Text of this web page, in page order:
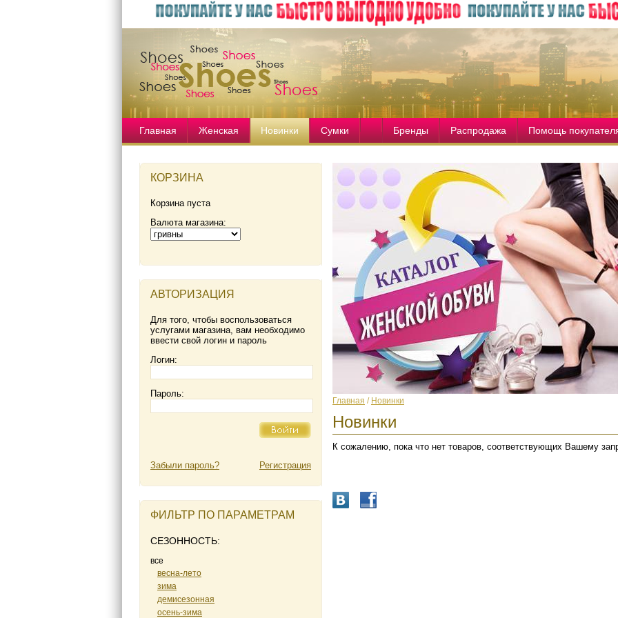
Главная Женская Новинки Сумки Бренды Распродажа Помощь
КОРЗИНА
Корзина пуста
Валюта магазина:
АВТОРИЗАЦИЯ
Для того, чтобы воспользоваться
услугами магазина, вам необходимо
ввести свой логин и пароль
Логин:
Пароль:
Забыли пароль? Регистрация
ФИЛЬТР ПО ПАРАМЕТРАМ
СЕЗОННОСТЬ:
все
весна-лето
зима
демисезонная
осень-зима
Главная / Новинки
Новинки
К сожалению, пока что нет товаров, соответствующих Вашему